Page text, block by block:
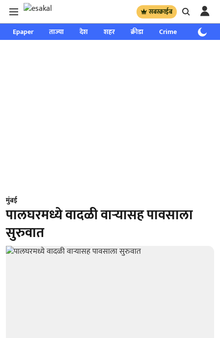
सबस्क्राईब
Epaper ताज्या देश शहर क्रीडा Crime साप्ताहिक
मुंबई
पालघरमध्ये वादळी वाऱ्यासह पावसाला
सुरुवात